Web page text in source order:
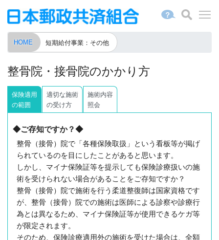
？
HOME 短期給付事業：その他
整骨院・接骨院のかかり方
保険適用
の範囲
適切な施術
の受け方
施術内容
照会
◆ご存知ですか？◆
整骨（接骨）院で「各種保険取扱」という看板等が掲げ
られているのを目にしたことがあると思います。
しかし、マイナ保険証等を提示しても保険診療扱いの施
術を受けられない場合があることをご存知ですか？
整骨（接骨）院で施術を行う柔道整復師は国家資格です
が、整骨（接骨）院での施術は医師による診察や診療行
為とは異なるため、マイナ保険証等が使用できるケガ等
が限定されます。
そのため、保険診療適用外の施術を受けた場合は、全額